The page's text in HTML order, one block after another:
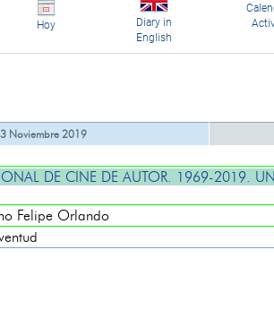
Hoy
Diary in
English
Noviembre 2019
DE CINE DE AUTOR. 1969-2019.
Felipe Orlando